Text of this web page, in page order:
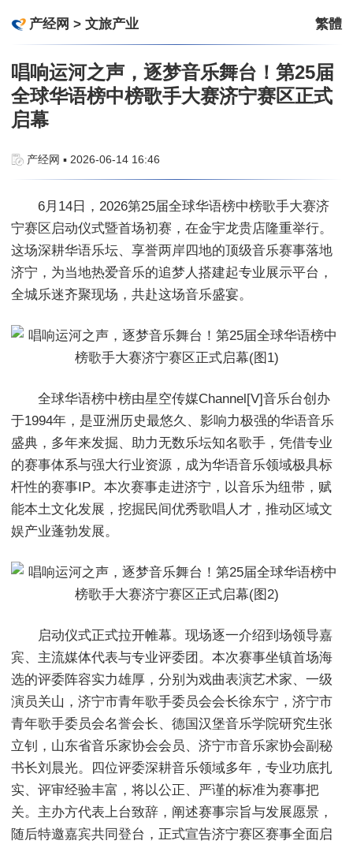
产经网 > 文旅产业 繁體
唱响运河之声，逐梦音乐舞台！第25届
全球华语榜中榜歌手大赛济宁赛区正式
启幕
产经网 ▪ 2026-06-14 16:46
6月14日，2026第25届全球华语榜中榜歌手大赛济
宁赛区启动仪式暨首场初赛，在金宇龙贵店隆重举行。
这场深耕华语乐坛、享誉两岸四地的顶级音乐赛事落地
济宁，为当地热爱音乐的追梦人搭建起专业展示平台，
全城乐迷齐聚现场，共赴这场音乐盛宴。
全球华语榜中榜由星空传媒Channel[V]音乐台创办
于1994年，是亚洲历史最悠久、影响力极强的华语音乐
盛典，多年来发掘、助力无数乐坛知名歌手，凭借专业
的赛事体系与强大行业资源，成为华语音乐领域极具标
杆性的赛事IP。本次赛事走进济宁，以音乐为纽带，赋
能本土文化发展，挖掘民间优秀歌唱人才，推动区域文
娱产业蓬勃发展。
启动仪式正式拉开帷幕。现场逐一介绍到场领导嘉
宾、主流媒体代表与专业评委团。本次赛事坐镇首场海
选的评委阵容实力雄厚，分别为戏曲表演艺术家、一级
演员关山，济宁市青年歌手委员会会长徐东宁，济宁市
青年歌手委员会名誉会长、德国汉堡音乐学院研究生张
立钊，山东省音乐家协会会员、济宁市音乐家协会副秘
书长刘晨光。四位评委深耕音乐领域多年，专业功底扎
实、评审经验丰富，将以公正、严谨的标准为赛事把
关。主办方代表上台致辞，阐述赛事宗旨与发展愿景，
随后特邀嘉宾共同登台，正式宣告济宁赛区赛事全面启